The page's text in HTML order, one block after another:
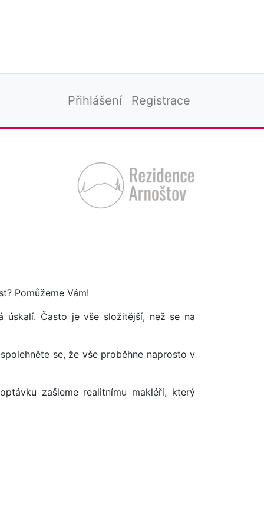
Přihlášení Registrace
Pomůžeme Vám!
úskalí. Často je vše složitější, než se na
se, že vše proběhne naprosto v
zašleme realitnímu makléři, který